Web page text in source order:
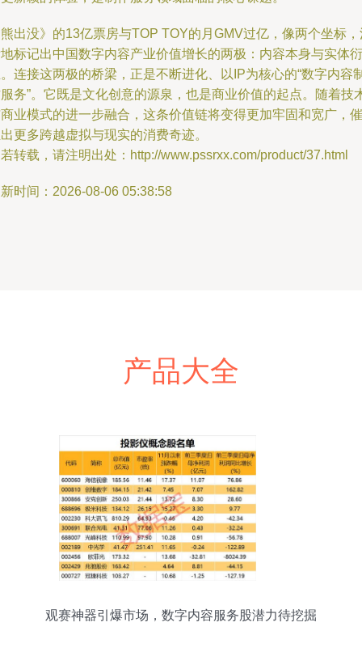
出没》的13亿票房与TOP TOY的月GMV过亿，像两个坐标，
标记出中国数字内容产业价值增长的两极：内容本身与实体衍
连接这两极的桥梁，正是不断进化、以IP为核心的“数字内容
务”。它既是文化创意的源泉，也是商业价值的起点。随着技
业模式的进一步融合，这条价值链将变得更加牢固和宽广，催
更多跨越虚拟与现实的消费奇迹。
转载，请注明出处：http://www.pssrxx.com/product/37.html
时间：2026-08-06 05:38:58
产品大全
观赛神器引爆市场，数字内容服务股潜力待挖掘